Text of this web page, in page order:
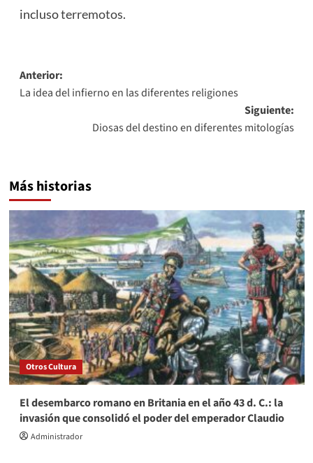
inclusoterremotos.
Navegación
de
entradas
Anterior:
La idea del infierno en las diferentes religiones
Siguiente:
Diosas del destino en diferentes mitologías
Más historias
Otros Cultura
El desembarco romano en Britania en el año 43 d. C.: la
invasión que consolidó el poder del emperador Claudio
Administrador